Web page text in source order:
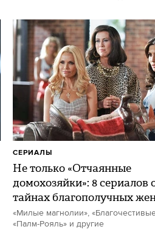
Не только «Отчаянные
домохозяйки»: 8 сериалов
тайнах благополучных
«Милые магнолии»,
«Палм-Рояль» и другие
СЕРИАЛЫ